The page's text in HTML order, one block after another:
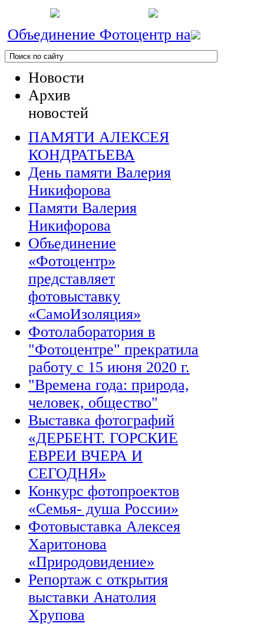
Объединение Фотоцентр на
Новости
Архив
новостей
ПАМЯТИ АЛЕКСЕЯ
КОНДРАТЬЕВА
День памяти Валерия
Никифорова
Памяти Валерия
Никифорова
Объединение
«Фотоцентр»
представляет
фотовыставку
«СамоИзоляция»
Фотолаборатория в
"Фотоцентре" прекратила
работу с 15 июня 2020 г.
"Времена года: природа,
человек, общество"
Выставка фотографий
«ДЕРБЕНТ. ГОРСКИЕ
ЕВРЕИ ВЧЕРА И
СЕГОДНЯ»
Конкурс фотопроектов
«Семья- душа России»
Фотовыставка Алексея
Харитонова
«Природовидение»
Репортаж с открытия
выставки Анатолия
Хрупова